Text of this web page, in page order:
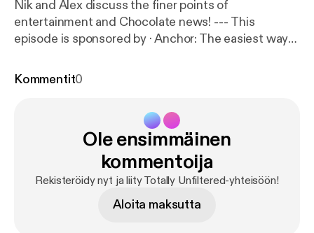
Nik and Alex discuss the finer points of
entertainment and Chocolate news! --- This
episode is sponsored by · Anchor: The easiest way
chor.fm/app]
Kommentit0
Ole ensimmäinen
kommentoija
Rekisteröidy nyt ja liity Totally Unfiltered-yhteisöön!
Aloita maksutta